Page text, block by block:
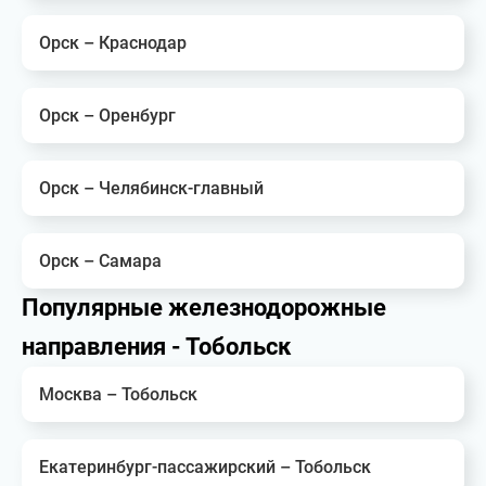
Орск – Краснодар
Орск – Оренбург
Орск – Челябинск-главный
Орск – Самара
Популярные железнодорожные
направления - Тобольск
Москва – Тобольск
Екатеринбург-пассажирский – Тобольск